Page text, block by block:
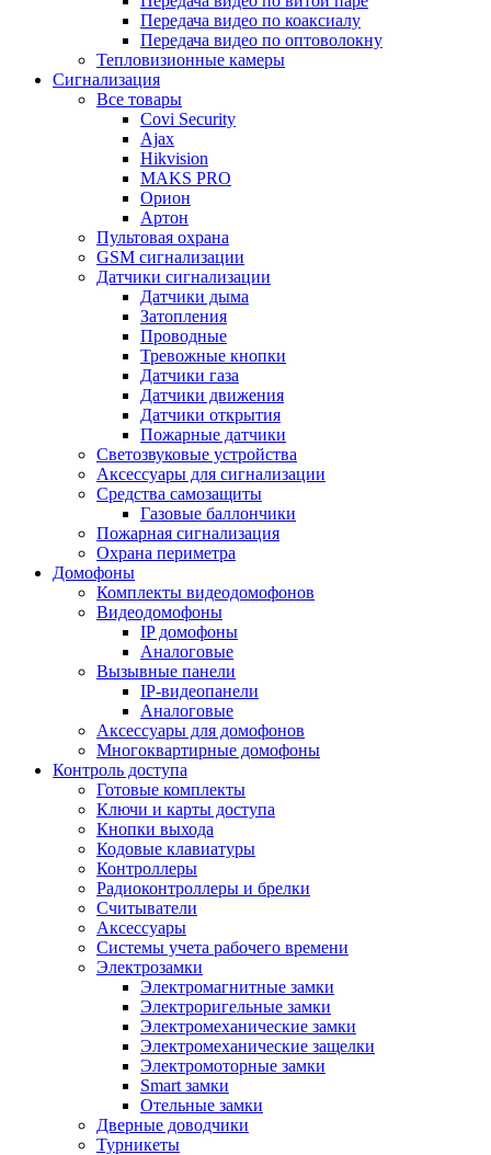
Передача видео по коаксиалу
Передача видео по оптоволокну
Тепловизионные камеры
Сигнализация
Все товары
Covi Security
Ajax
Hikvision
MAKS PRO
Орион
Артон
Пультовая охрана
GSM сигнализации
Датчики сигнализации
Датчики дыма
Затопления
Проводные
Тревожные кнопки
Датчики газа
Датчики движения
Датчики открытия
Пожарные датчики
Светозвуковые устройства
Аксессуары для сигнализации
Средства самозащиты
Газовые баллончики
Пожарная сигнализация
Охрана периметра
Домофоны
Комплекты видеодомофонов
Видеодомофоны
IP домофоны
Аналоговые
Вызывные панели
IP-видеопанели
Аналоговые
Аксессуары для домофонов
Многоквартирные домофоны
Контроль доступа
Готовые комплекты
Ключи и карты доступа
Кнопки выхода
Кодовые клавиатуры
Контроллеры
Радиоконтроллеры и брелки
Считыватели
Аксессуары
Системы учета рабочего времени
Электрозамки
Электромагнитные замки
Электроригельные замки
Электромеханические замки
Электромеханические защелки
Электромоторные замки
Smart замки
Отельные замки
Дверные доводчики
Турникеты